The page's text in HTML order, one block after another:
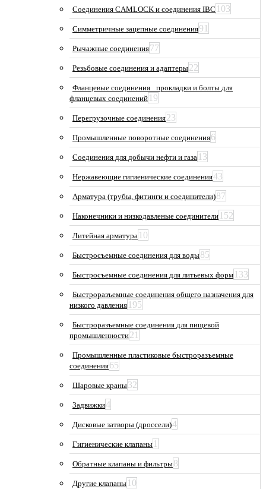
Соединения CAMLOCK и соединения IBC 103
Симметричные зацепные соединения91
Рычажные соединения77
Резьбовые соединения и адаптеры22
Фланцевые соединения_ прокладки и болты для
фланцевых соединений 19
Перегрузочные соединения23
Промышленные поворотные соединения6
Соединения для добычи нефти и газа 13
Нержавеющие гигиенические соединения43
Арматура (трубы, фитинги и соединители)87
Наконечники и низкодавленые соединители 152
Литейная арматура 10
Быстросъемные соединения для воды85
Быстросъемные соединения для литьевых форм 133
Быстроразъемные соединения общего назначения для
низкого давления 195
Быстроразъемные соединения для пищевой
промышленности21
Промышленные пластиковые быстроразъемные
соединения65
Шаровые краны32
Задвижки4
Дисковые затворы (дроссели)4
Гигиенические клапаны 1
Обратные клапаны и фильтры8
Другие клапаны 10